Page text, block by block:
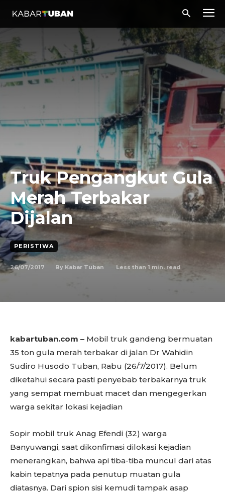
Truk Pengangkut Gula
Merah Terbakar
Dijalan
PERISTIWA
26/07/2017 By Kabar Tuban Less than 1 min. read
kabartuban.com – Mobil truk gandeng bermuatan
35 ton gula merah terbakar di jalan Dr Wahidin
Sudiro Husodo Tuban, Rabu (26/7/2017). Belum
diketahui secara pasti penyebab terbakarnya truk
yang sempat membuat macet dan mengegerkan
warga sekitar lokasi kejadian
Sopir mobil truk Anag Efendi (32) warga
Banyuwangi, saat dikonfimasi dilokasi kejadian
menerangkan, bahwa api tiba-tiba muncul dari atas
kabin tepatnya pada penutup muatan gula
diatasnya. Dari spion sisi kemudi tampak asap